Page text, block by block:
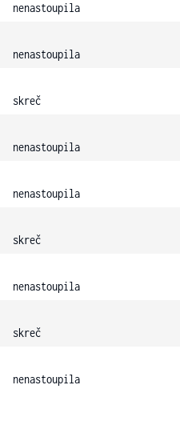
nenastoupila
nenastoupila
skreč
nenastoupila
nenastoupila
skreč
nenastoupila
skreč
nenastoupila